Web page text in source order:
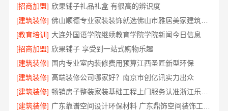
[招商加盟] 欣果铺子礼品礼盒 有很高的辨识度
[建筑装修]
佛山顺德专业家装装饰就选佛山市雅居美家建筑装饰工程有限公司
[教育培训] 大连外国语学院继续教育学院学院新闻今日信息
[招商加盟] 欣果铺子 享受到一站式购物乐趣
[建筑装修] 国内专业室内装修费用预算江西圣匠新型环保
[建筑装修] 高端装修公司哪家好？南京市创亿讯实力出众
[建筑装修]
[建筑装修]